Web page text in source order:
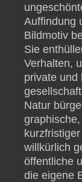
Auffindung
Bildmotiv
Sie
Verhalten,
private und
Natur
willkürlich
öffentliche
die eigene